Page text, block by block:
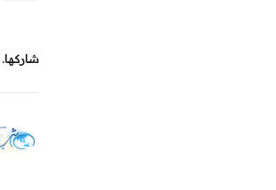
شاركها.